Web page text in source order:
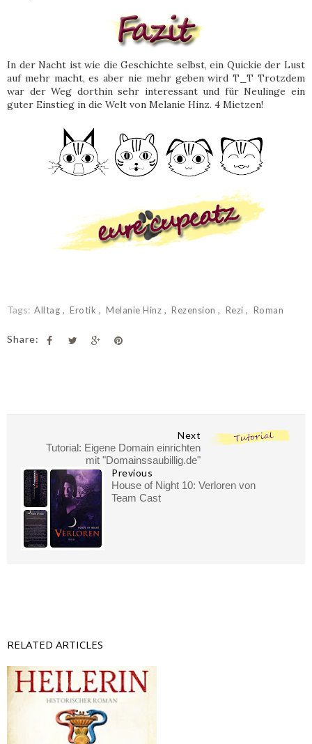
In der Nacht ist wie die Geschichte selbst, ein Quickie der Lust
auf mehr macht, es aber nie mehr geben wird T_T Trotzdem
war der Weg dorthin sehr interessant und für Neulinge ein
guter Einstieg in die Welt von Melanie Hinz. 4 Mietzen!
Tags: Alltag Erotik Melanie Hinz Rezension Rezi Roman
Share:
Next
Tutorial: Eigene Domain einrichten
mit "Domainssaubillig.de"
Previous
House of Night 10: Verloren von
Team Cast
RELATED ARTICLES